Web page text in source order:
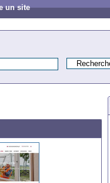
un site